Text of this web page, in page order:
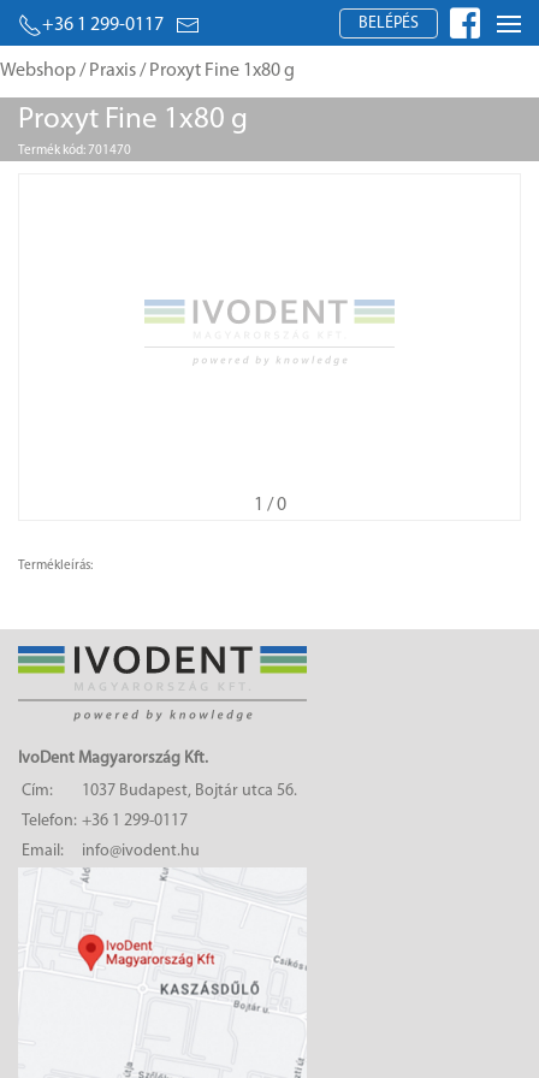
+36 1 299-0117 BELÉPÉS
Webshop/ Praxis/ Proxyt Fine 1x80 g
Proxyt Fine 1x80 g
Termék kód: 701470
1 / 0
Termékleírás:
IvoDent Magyarország Kft.
Cím:
1037 Budapest, Bojtár utca 56.
Telefon: +36 1 299-0117
Email:
info@ivodent.hu